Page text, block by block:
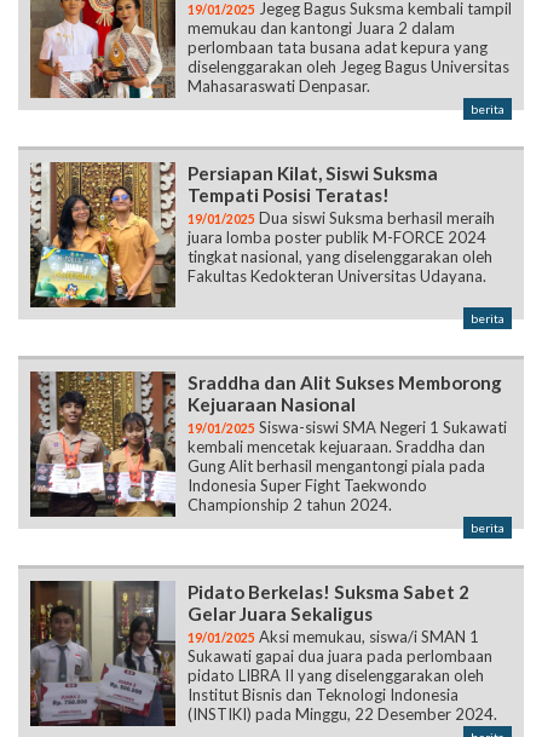
19/01/2025 Jegeg Bagus Suksma kembali tampil
memukau dan kantongi Juara 2 dalam
perlombaan tata busana adat kepura yang
diselenggarakan oleh Jegeg Bagus Universitas
Mahasaraswati Denpasar.
berita
Persiapan Kilat, Siswi Suksma
Tempati Posisi Teratas!
19/01/2025 Dua siswi Suksma berhasil meraih
juara lomba poster publik M-FORCE 2024
tingkat nasional, yang diselenggarakan oleh
Fakultas Kedokteran Universitas Udayana.
berita
Sraddha dan Alit Sukses Memborong
Kejuaraan Nasional
19/01/2025 Siswa-siswi SMA Negeri 1 Sukawati
kembali mencetak kejuaraan. Sraddha dan
Gung Alit berhasil mengantongi piala pada
Indonesia Super Fight Taekwondo
Championship 2 tahun 2024.
berita
Pidato Berkelas! Suksma Sabet 2
Gelar Juara Sekaligus
19/01/2025 Aksi memukau, siswa/i SMAN 1
Sukawati gapai dua juara pada perlombaan
pidato LIBRA II yang diselenggarakan oleh
Institut Bisnis dan Teknologi Indonesia
(INSTIKI) pada Minggu, 22 Desember 2024.